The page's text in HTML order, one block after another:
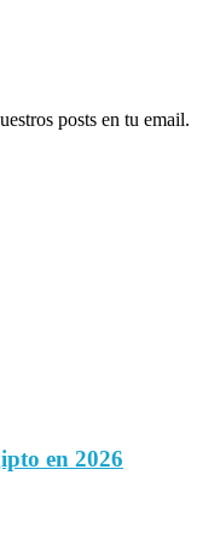
posts en tu email.
en 2026